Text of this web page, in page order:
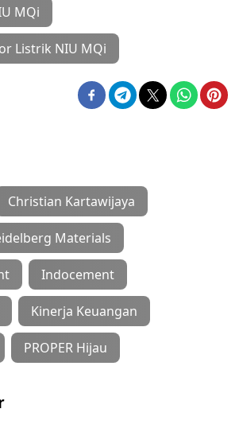
MQi
Listrik NIU MQi
Christian Kartawijaya
Materials
Indocement
Kinerja Keuangan
PROPER Hijau